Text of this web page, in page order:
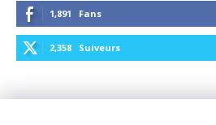
1,891 Fans
2,358 Suiveurs